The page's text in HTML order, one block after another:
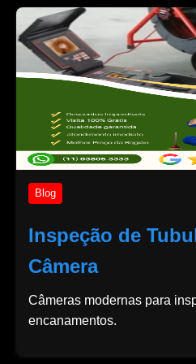
Blog
Inspeção de
Câmera
Câmeras modernas para
encanamentos.